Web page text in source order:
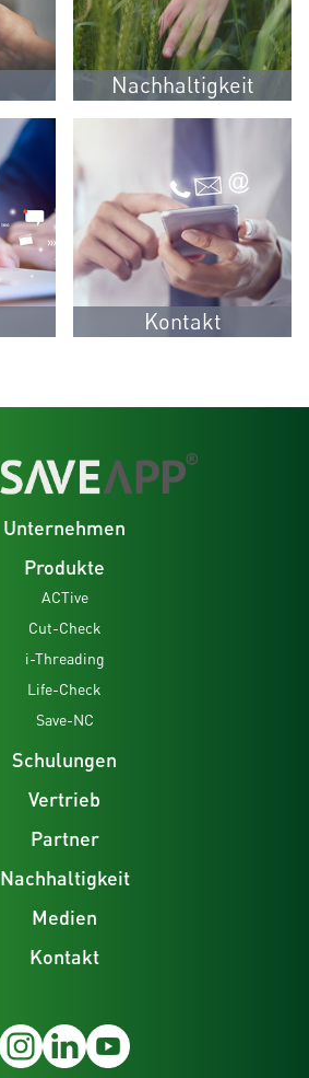
Nachhaltigkeit
Kontakt
Unternehmen
Produkte
ACTive
Cut-Check
i-Threading
Life-Check
Save-NC
Schulungen
Vertrieb
Partner
Nachhaltigkeit
Medien
Kontakt